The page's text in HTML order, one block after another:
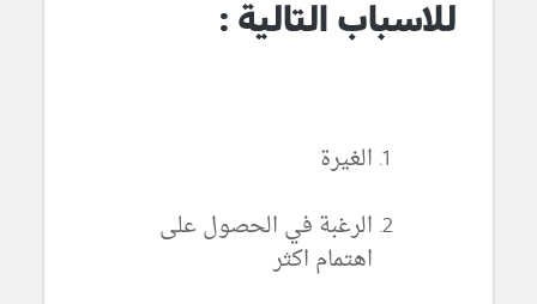
للاسباب التالية :
الغيرة
الرغبة في الحصول على
اهتمام اكثر